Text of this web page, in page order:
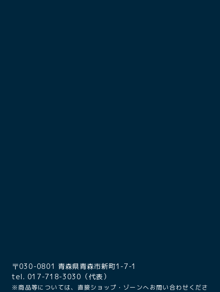
〒030-0801 青森県青森市新町1-7-1
tel. 017-718-3030（代表）
※商品等については、直接ショップ・ゾーンへお問い合わせくださ